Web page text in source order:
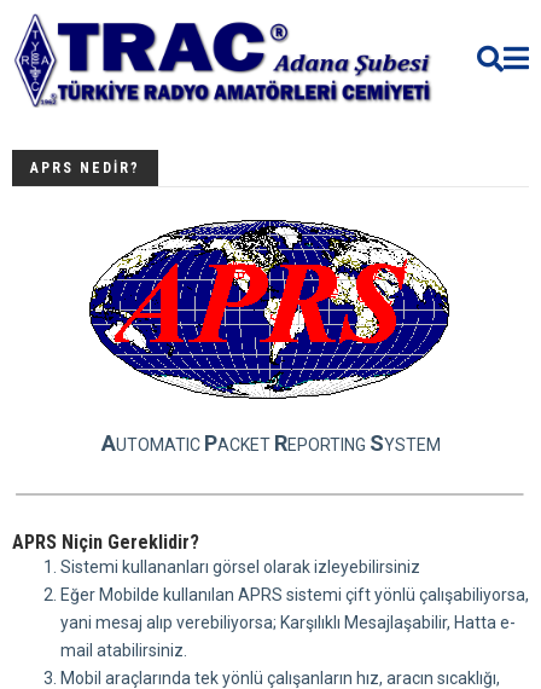
APRS NEDİR?
AUTOMATIC PACKET REPORTING SYSTEM
APRS Niçin Gereklidir?
Sistemi kullananları görsel olarak izleyebilirsiniz
Eğer Mobilde kullanılan APRS sistemi çift yönlü çalışabiliyorsa,
yani mesaj alıp verebiliyorsa; Karşılıklı Mesajlaşabilir, Hatta e-
mail atabilirsiniz.
Mobil araçlarında tek yönlü çalışanların hız, aracın sıcaklığı,